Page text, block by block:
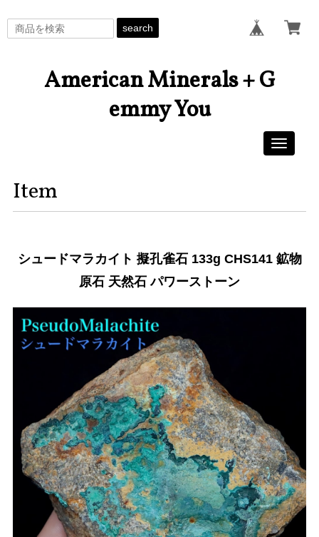
search
American Minerals + G
emmy You
Toggle
Item
シュードマラカイト 擬孔雀石 133g CHS141 鉱物
原石 天然石 パワーストーン